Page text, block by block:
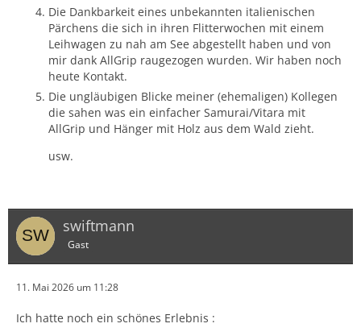
Die Dankbarkeit eines unbekannten italienischen
Pärchens die sich in ihren Flitterwochen mit einem
Leihwagen zu nah am See abgestellt haben und von
mir dank AllGrip raugezogen wurden. Wir haben noch
heute Kontakt.
Die ungläubigen Blicke meiner (ehemaligen) Kollegen
die sahen was ein einfacher Samurai/Vitara mit
AllGrip und Hänger mit Holz aus dem Wald zieht.
usw.
swiftmann
Gast
11. Mai 2026 um 11:28
Ich hatte noch ein schönes Erlebnis :